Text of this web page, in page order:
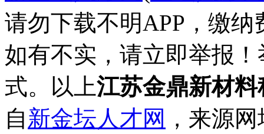
请勿下载不明APP，缴
如有不实，请立即举报
式。以上江苏金鼎新材
自新金坛人才网 ，来源